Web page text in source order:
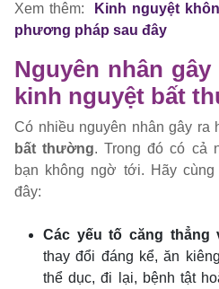
Xem thêm:
Kinh nguyệt
phương pháp sau đây
Nguyên nhân
kinh nguyệt bất
Có nhiều nguyên nhân gây ra
bất thường. Trong đó có cả
bạn không ngờ tới. Hãy
đây:
Các yếu tố căng thẳng
thay đổi đáng kể, ăn
thể dục, đi lại, bệnh tật